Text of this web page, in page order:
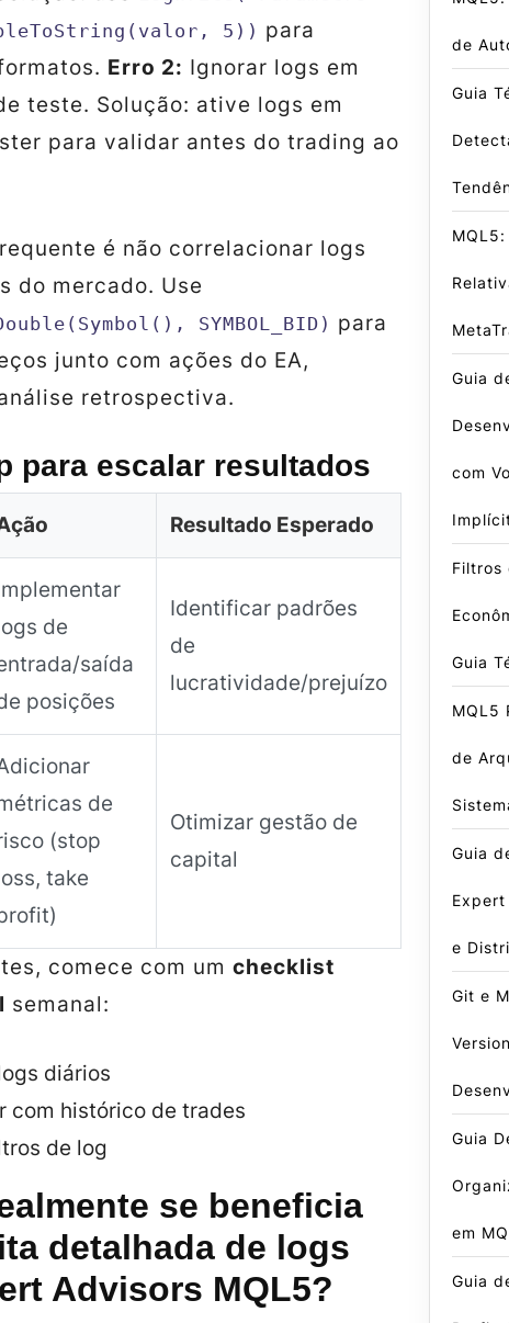
5)) para
Erro 2: Ignorar logs em
teste. Solução: ative logs em
para validar antes do trading ao
é não correlacionar logs
do mercado. Use
SYMBOL_BID) para
junto com ações do EA,
retrospectiva.
para escalar resultados
Resultado Esperado
de
saída
posições
Identificar padrões
de
lucratividade/prejuízo
de
(stop
take
Otimizar gestão de
capital
comece com um checklist
semanal:
diários
com histórico de trades
de log
se beneficia
detalhada de logs
Advisors MQL5?
de
Guia
Guia
com
Filtros
Guia
MQL5
de
Guia
e
Git e
Guia
em
Guia